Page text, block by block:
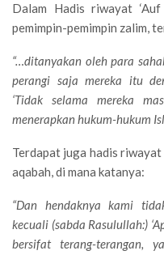
Dalam Hadis riwayat
pemimpin-pemimpin zalim,
“…ditanyakan oleh para
perangi saja mereka itu
‘Tidak selama mereka
menerapkan hukum-hukum
Terdapat juga hadis riwayat
aqabah, di mana katanya:
“Dan hendaknya kami
kecuali (sabda Rasulullah:)
bersifat terang-terangan,